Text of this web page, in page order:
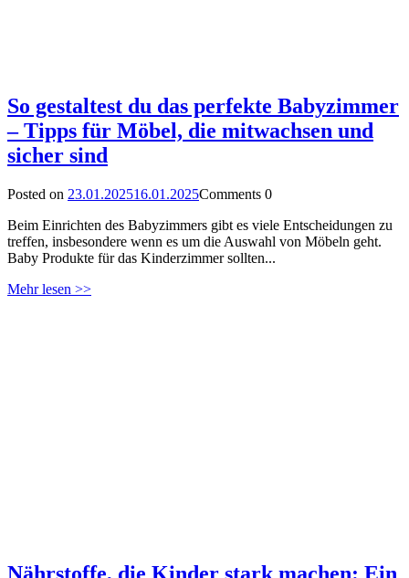
So gestaltest du das perfekte Babyzimmer
– Tipps für Möbel, die mitwachsen und
sicher sind
Posted on 23.01.202516.01.2025Comments 0
Beim Einrichten des Babyzimmers gibt es viele Entscheidungen zu
treffen, insbesondere wenn es um die Auswahl von Möbeln geht.
Baby Produkte für das Kinderzimmer sollten...
Mehr lesen >>
Nährstoffe, die Kinder stark machen: Ein